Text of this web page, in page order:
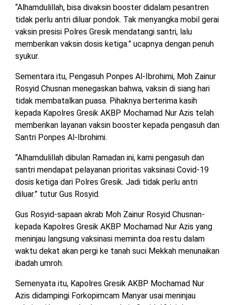
“Alhamdulillah, bisa divaksin booster didalam pesantren
tidak perlu antri diluar pondok. Tak menyangka mobil gerai
vaksin presisi Polres Gresik mendatangi santri, lalu
memberikan vaksin dosis ketiga.” ucapnya dengan penuh
syukur.
Sementara itu, Pengasuh Ponpes Al-Ibrohimi, Moh Zainur
Rosyid Chusnan menegaskan bahwa, vaksin di siang hari
tidak membatalkan puasa. Pihaknya berterima kasih
kepada Kapolres Gresik AKBP Mochamad Nur Azis telah
memberikan layanan vaksin booster kepada pengasuh dan
Santri Ponpes Al-Ibrohimi.
“Alhamdulillah dibulan Ramadan ini, kami pengasuh dan
santri mendapat pelayanan prioritas vaksinasi Covid-19
dosis ketiga dari Polres Gresik. Jadi tidak perlu antri
diluar.” tutur Gus Rosyid.
Gus Rosyid-sapaan akrab Moh Zainur Rosyid Chusnan-
kepada Kapolres Gresik AKBP Mochamad Nur Azis yang
meninjau langsung vaksinasi meminta doa restu dalam
waktu dekat akan pergi ke tanah suci Mekkah menunaikan
ibadah umroh.
Semenyata itu, Kapolres Gresik AKBP Mochamad Nur
Azis didampingi Forkopimcam Manyar usai meninjau